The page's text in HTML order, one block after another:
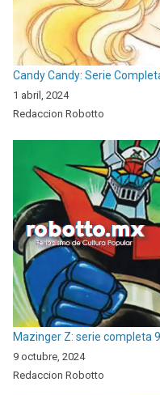
Candy Candy: Serie
1 abril, 2024
Redaccion Robotto
Mazinger Z: serie completa
9 octubre, 2024
Redaccion Robotto